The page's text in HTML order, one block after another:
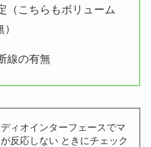
（こちらもボリューム
線の有無
ィオインターフェースでマ
反応しない ときにチェック